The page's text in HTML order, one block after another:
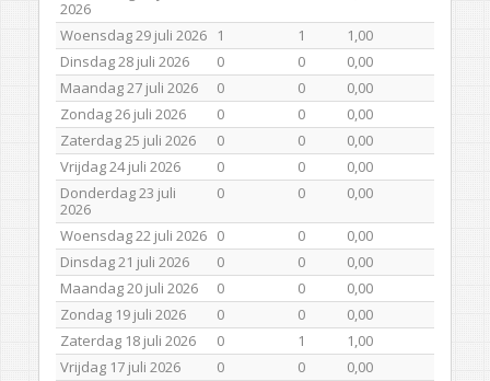
2026
Woensdag 29 juli 2026 1 1
1,00
Dinsdag 28 juli 2026
0 0
0,00
Maandag 27 juli 2026
0 0
0,00
Zondag 26 juli 2026
0 0
0,00
Zaterdag 25 juli 2026
0 0
0,00
Vrijdag 24 juli 2026
0 0
0,00
Donderdag 23 juli
2026
0 0 0,00
Woensdag 22 juli 2026 0 0
0,00
Dinsdag 21 juli 2026
0 0
0,00
Maandag 20 juli 2026
0 0
0,00
Zondag 19 juli 2026
0 0
0,00
Zaterdag 18 juli 2026
0 1
1,00
Vrijdag 17 juli 2026
0 0
0,00